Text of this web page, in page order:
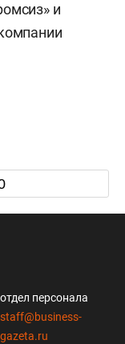
и
отдел персонала
staff@business-
gazeta.ru